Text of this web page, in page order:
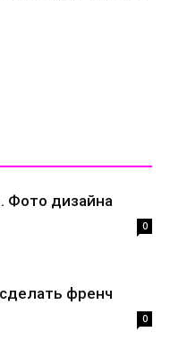
Фото дизайна
0
френч
0